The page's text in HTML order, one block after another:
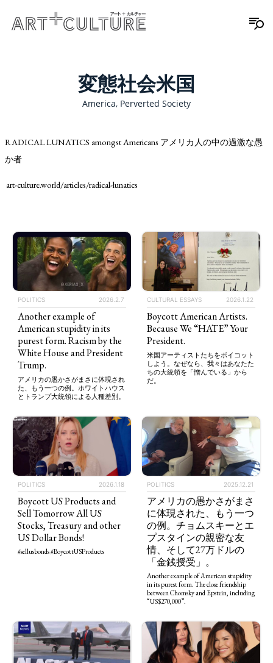
変態社会米国
America, Perverted Society
RADICAL LUNATICS amongst Americans アメリカ人の中の過激な愚
か者
art-culture.world/articles/radical-lunatics
POLITICS 2026.2.7
Another example of
American stupidity in its
purest form. Racism by the
White House and President
Trump.
アメリカの愚かさがまさに体現され
た、もう一つの例。ホワイトハウス
とトランプ大統領による人種差別。
CULTURAL ESSAYS 2026.1.22
Boycott American Artists.
Because We “HATE” Your
President.
米国アーティストたちをボイコット
しよう。なぜなら、我々はあなたた
ちの大統領を「憎んでいる」から
だ。
POLITICS 2026.1.18
Boycott US Products and
Sell Tomorrow All US
Stocks, Treasury and other
US Dollar Bonds!
#sellusbonds #BoycottUSProducts
POLITICS 2025.12.21
アメリカの愚かさがまさ
に体現された、もう一つ
の例。チョムスキーとエ
プスタインの親密な友
情、そして27万ドルの
「金銭授受」。
Another example of American stupidity
in its purest form. The close friendship
between Chomsky and Epstein, including
“US$270,000”.